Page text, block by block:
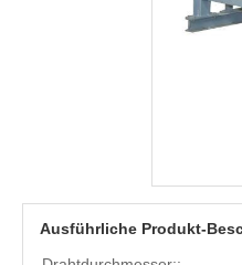
Ausführliche Produkt-